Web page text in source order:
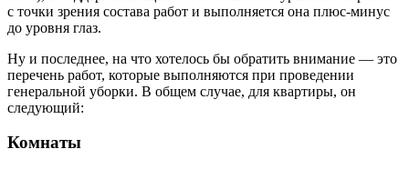
с точки зрения состава работ и выполняется она плюс-минус
до уровня глаз.
Ну и последнее, на что хотелось бы обратить внимание — это
перечень работ, которые выполняются при проведении
генеральной уборки. В общем случае, для квартиры, он
следующий:
Комнаты